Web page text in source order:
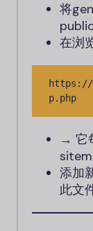
将
在浏
https://
p.php
→ 它
添加
此文